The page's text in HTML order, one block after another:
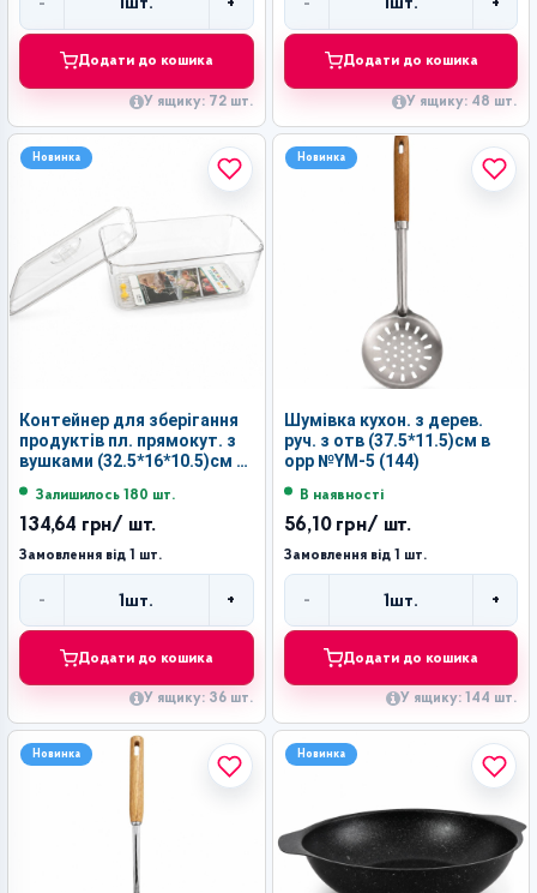
- 1шт. +
Додати до кошика
У ящику: 72 шт.
- 1шт. +
Додати до кошика
У ящику: 48 шт.
Новинка
Контейнер для зберігання
продуктів пл. прямокут. з
вушками (32.5*16*10.5)см в
Залишилось 180 шт.
134,64 грн/ шт.
Замовлення від 1 шт.
- 1 шт. +
Додати до кошика
У ящику: 36 шт.
Новинка
Шумівка кухон. з дерев.
руч. з отв (37.5*11.5)см в
орр №YM-5 (144)
В наявності
56,10 грн/ шт.
Замовлення від 1 шт.
- 1 шт. +
Додати до кошика
У ящику: 144 шт.
Новинка Новинка